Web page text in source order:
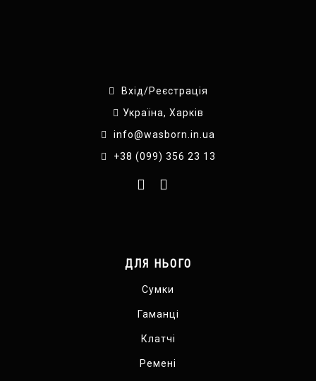
Вхід/Реєстрація
Україна, Харків
info@wasborn.in.ua
+38 (099) 356 23 13
ДЛЯ НЬОГО
Сумки
Гаманці
Клатчі
Ремені